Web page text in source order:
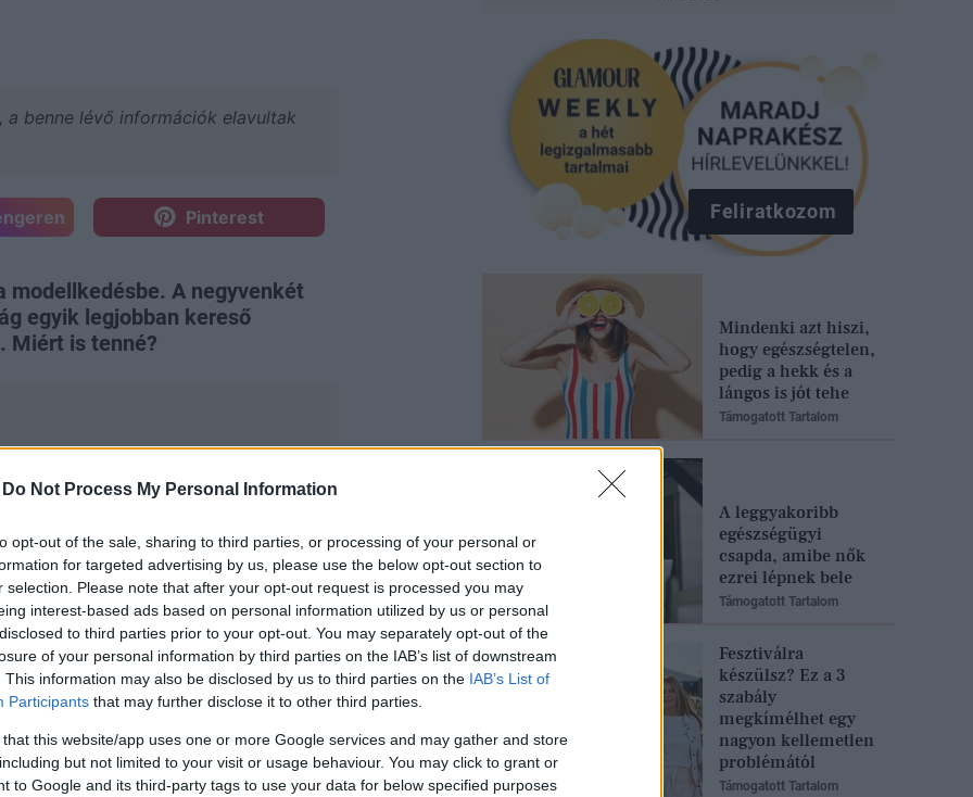
Do Not Process My Personal Information
opt-out of the sale, sharing to third parties, or processing of your personal or
for targeted advertising by us, please use the below opt-out section to
selection. Please note that after your opt-out request is processed you may
interest-based ads based on personal information utilized by us or personal
to third parties prior to your opt-out. You may separately opt-out of the
of your personal information by third parties on the IAB’s list of downstream
This information may also be disclosed by us to third parties on the IAB’s List of
Participants that may further disclose it to other third parties.
that this website/app uses one or more Google services and may gather and store
but not limited to your visit or usage behaviour. You may click to grant or
to Google and its third-party tags to use your data for below specified purposes
benne lévő információk elavultak
Pinterest
modellkedésbe. A negyvenkét
egyik legjobban kereső
Miért is tenné?
és a 2023-as nyári kampányában
és táskákat. Mindannyian
Feliratkozom
Mindenki azt hiszi,
hogy egészségtelen,
pedig a hekk és a
lángos is jót tehe
Támogatott Tartalom
A leggyakoribb
egészségügyi
csapda, amibe nők
ezrei lépnek bele
Támogatott Tartalom
Fesztiválra
készülsz? Ez a 3
szabály
megkímélhet egy
nagyon kellemetlen
problémától
Támogatott Tartalom